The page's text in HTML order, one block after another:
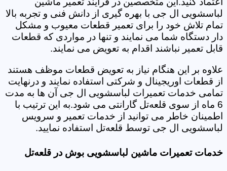
لباسشویی ال جی با بهره گیری از دانش فنی و تجربه بالا
تمام تلاش خود را برای تعمیر قطعات معیوب و مشکل
دار دستگاه شما می نمایند و تنها در مواردی که قطعات
قابل تعمیر نباشند اقدام به تعویض می نمایند.
علاوه بر این هنگام نیاز به تعویض قطعات موظف هستند
از قطعات اوریجینال و شرکتی استفاده نمایند و درنهایت
تمامی خدمات تعمیرات لباسشویی ال جی آن ها به مدت
6 ماه از سوی قلعه‌تل گارانتی می شود.به این ترتیب با
اطمینان خاطر می توانید از خدمات تعمیر و سرویس
لباسشویی ال جی توسط قلعه‌تل استفاده نمایید.
خدمات تعمیرات ماشین لباسشویی بوش در قلعه‌تل